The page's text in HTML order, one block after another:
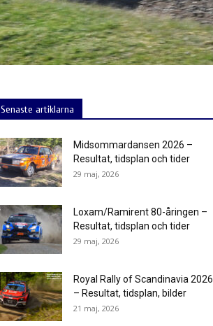
Senaste artiklarna
Midsommardansen 2026 –
Resultat, tidsplan och tider
29 maj, 2026
Loxam/Ramirent 80-åringen –
Resultat, tidsplan och tider
29 maj, 2026
Royal Rally of Scandinavia 2026
– Resultat, tidsplan, bilder
21 maj, 2026